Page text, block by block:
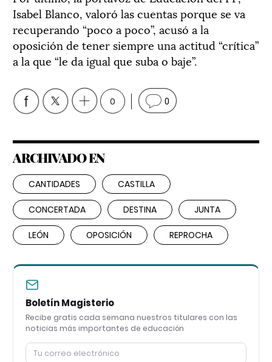
Isabel Blanco, valoró las cuentas porque se va
recuperando “poco a poco”, acusó a la
oposición de tener siempre una actitud “crítica”
a la que “le da igual que suba o baje”.
0 0
ARCHIVADO EN
CANTIDADES CASTILLA
CONCERTADA DESTINA JUNTA
LEÓN OPOSICIÓN REPROCHA
Boletín Magisterio
Recibe gratis cada semana nuestros titulares con las
noticias más importantes de educación